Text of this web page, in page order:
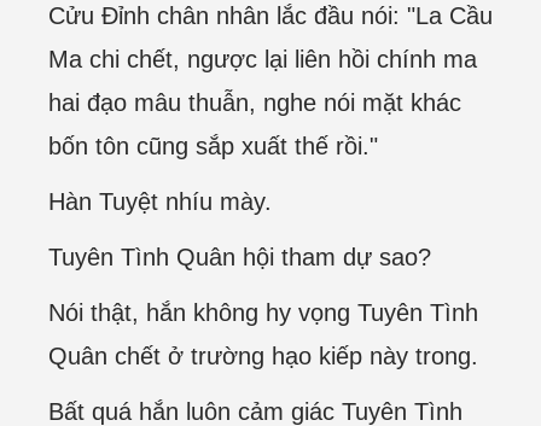
Cửu Đỉnh chân nhân lắc đầu nói: "La Cầu
Ma chi chết, ngược lại liên hồi chính ma
hai đạo mâu thuẫn, nghe nói mặt khác
bốn tôn cũng sắp xuất thế rồi."
Hàn Tuyệt nhíu mày.
Tuyên Tình Quân hội tham dự sao?
Nói thật, hắn không hy vọng Tuyên Tình
Quân chết ở trường hạo kiếp này trong.
Bất quá hắn luôn cảm giác Tuyên Tình